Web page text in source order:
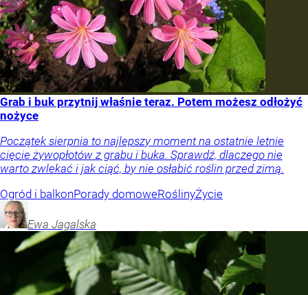
Grab i buk przytnij właśnie teraz. Potem możesz odłożyć
nożyce
Początek sierpnia to najlepszy moment na ostatnie letnie
cięcie żywopłotów z grabu i buka. Sprawdź, dlaczego nie
warto zwlekać i jak ciąć, by nie osłabić roślin przed zimą.
Ogród i balkonPorady domoweRoślinyŻycie
Ewa Jagalska